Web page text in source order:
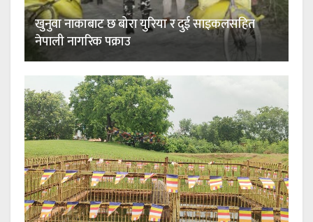
खुनुवा नाकाबाट छ बोरा युरिया र दुई साइकलसहित
नेपाली नागरिक पक्राउ